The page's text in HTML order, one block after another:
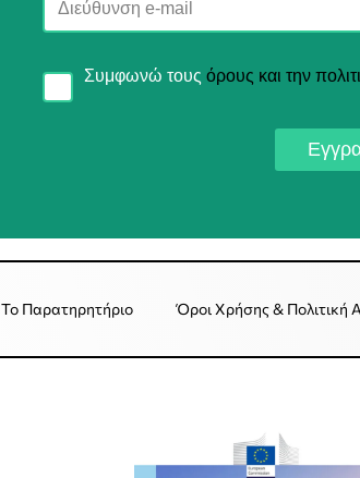
Συμφωνώ τουςόρους και την
Το Παρατηρητήριο Όροι Χρήσης & Πολιτική